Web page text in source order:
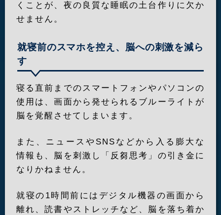
くことが、夜の良質な睡眠の土台作りに欠か
せません。
就寝前のスマホを控え、脳への刺激を減ら
す
寝る直前までのスマートフォンやパソコンの
使用は、画面から発せられるブルーライトが
脳を覚醒させてしまいます。
また、ニュースやSNSなどから入る膨大な
情報も、脳を刺激し「反芻思考」の引き金に
なりかねません。
就寝の1時間前にはデジタル機器の画面から
離れ、読書やストレッチなど、脳を落ち着か